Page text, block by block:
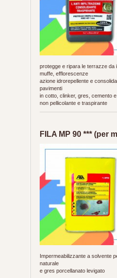
protegge e ripara le terrazze da
muffe, efflorescenze
azione idrorepellente e
pavimenti
in cotto, clinker, gres, cemento
non pellicolante e traspirante
FILA MP 90 *** (per
Impermeabilizzante a solvente
naturale
e gres porcellanato levigato